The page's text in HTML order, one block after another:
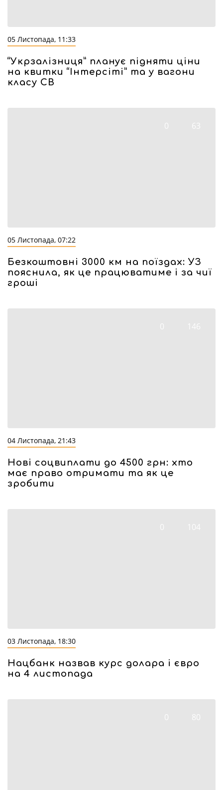
05 Листопада, 11:33
“Укрзалізниця” планує підняти ціни
на квитки “Інтерсіті” та у вагони
класу СВ
0 63
05 Листопада, 07:22
Безкоштовні 3000 км на поїздах: УЗ
пояснила, як це працюватиме і за чиї
гроші
0 146
04 Листопада, 21:43
Нові соцвиплати до 4500 грн: хто
має право отримати та як це
зробити
0 104
03 Листопада, 18:30
Нацбанк назвав курс долара і євро
на 4 листопада
0 80